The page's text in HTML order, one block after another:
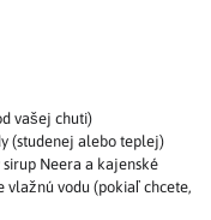
vašej chuti)
(studenej alebo teplej)
Neera a kajenské
vlažnú vodu (pokiaľ chcete,